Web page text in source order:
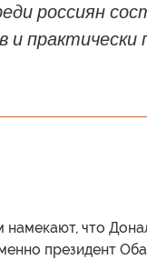
россиян
и практически
что
президент